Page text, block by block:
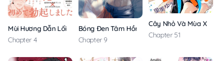
Mùi Hương Dẫn Lối, Định Mệnh Giao Thoa
Chapter 4
Bóng Đen Tâm Hồn
Chapter 9
Cây Nhỏ Và Mùa Xuân
Chapter 51